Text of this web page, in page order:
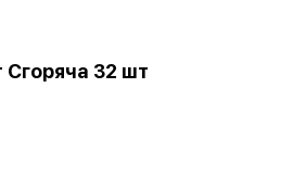
Сгоряча 32 шт